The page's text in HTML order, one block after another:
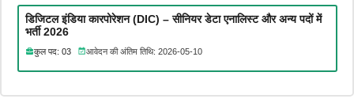
डिजिटल इंडिया कारपोरेशन (DIC) – सीनियर डेटा एनालिस्ट और अन्य पदों में
भर्ती 2026
कुल पद: 03 आवेदन की अंतिम तिथि: 2026-05-10